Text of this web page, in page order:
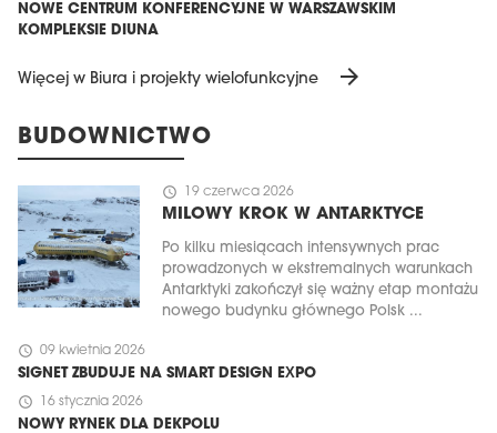
NOWE CENTRUM KONFERENCYJNE W WARSZAWSKIM
KOMPLEKSIE DIUNA
Więcej w Biura i projekty wielofunkcyjne arrow_forward
BUDOWNICTWO
schedule 19 czerwca 2026
MILOWY KROK W ANTARKTYCE
Po kilku miesiącach intensywnych prac
prowadzonych w ekstremalnych warunkach
Antarktyki zakończył się ważny etap montażu
nowego budynku głównego Polsk ...
schedule 09 kwietnia 2026
SIGNET ZBUDUJE NA SMART DESIGN EXPO
schedule 16 stycznia 2026
NOWY RYNEK DLA DEKPOLU